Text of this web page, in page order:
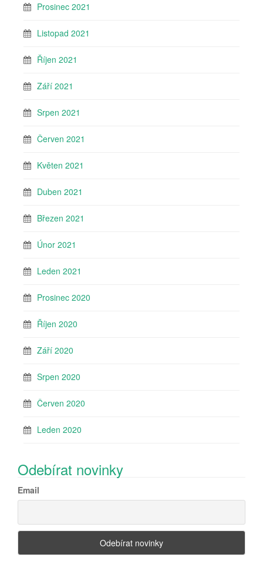
Prosinec 2021
Listopad 2021
Říjen 2021
Září 2021
Srpen 2021
Červen 2021
Květen 2021
Duben 2021
Březen 2021
Únor 2021
Leden 2021
Prosinec 2020
Říjen 2020
Září 2020
Srpen 2020
Červen 2020
Leden 2020
Odebírat novinky
Email